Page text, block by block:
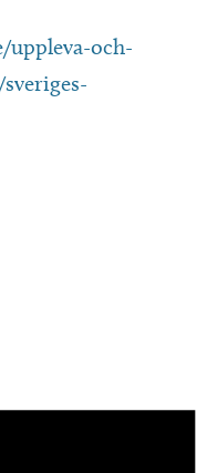
och-